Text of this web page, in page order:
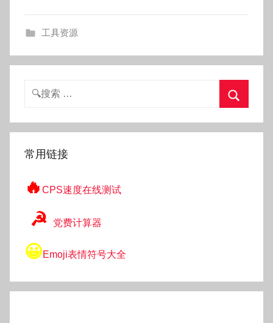
工具资源
搜
索
常用链接
🔥 CPS速度在线测试
☭ 党费计算器
😀Emoji表情符号大全